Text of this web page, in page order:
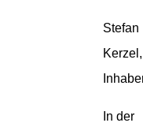
Stefan
Kerzel,
In der